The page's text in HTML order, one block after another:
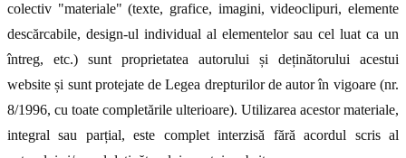
colectiv "materiale" (texte, grafice, imagini, videoclipuri, elemente
descărcabile, design-ul individual al elementelor sau cel luat ca un
întreg, etc.) sunt proprietatea autorului și deținătorului acestui
website și sunt protejate de Legea drepturilor de autor în vigoare (nr.
8/1996, cu toate completările ulterioare). Utilizarea acestor materiale,
integral sau parțial, este complet interzisă fără acordul scris al